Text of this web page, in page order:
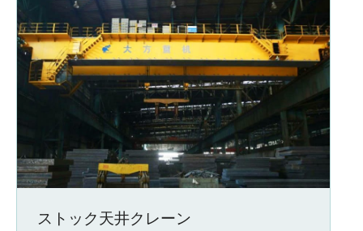
ストック天井クレーン